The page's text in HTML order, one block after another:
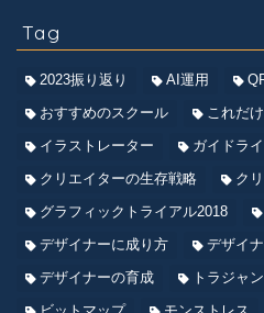
Tag
2023振り返り AI運用
おすすめのスクール
これだ
イラストレーター
ガイドラ
クリエイターの生存戦略
ク
グラフィックトライアル2018
デザイナーに成り方
デザイ
デザイナーの育成
トラジャン